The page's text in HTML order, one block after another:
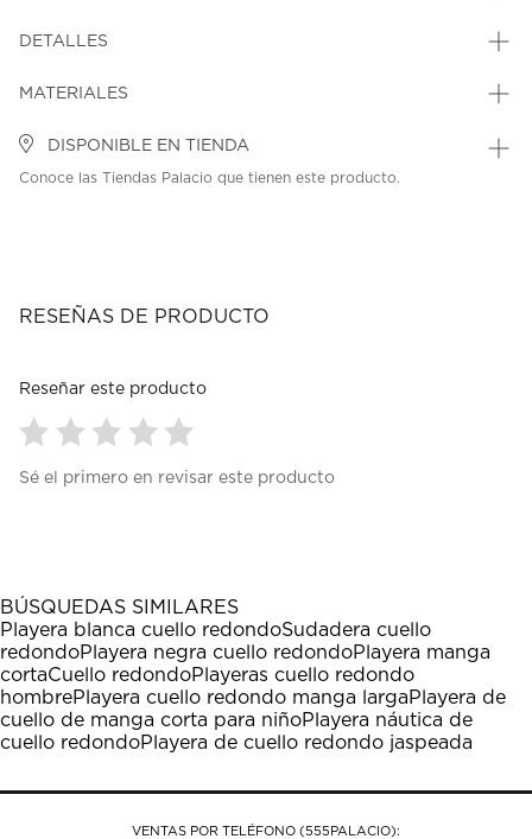
DETALLES
MATERIALES
DISPONIBLE EN TIENDA
Conoce las Tiendas Palacio que tienen este producto.
RESEÑAS DE PRODUCTO
Reseñar este producto
para
1
estrella
Esta
acción
abrirá
el
formulario
de
para
estrellas.
Esta
acción
abrirá
el
formulario
de
para
estrellas.
Esta
acción
abrirá
el
formulario
de
para
estrellas.
Esta
acción
abrirá
el
formulario
de
para
estrellas.
Esta
acción
abrirá
el
formulario
de
Sé el primero en revisar este producto
BÚSQUEDAS SIMILARES
Playera blanca cuello redondoSudadera cuello
redondoPlayera negra cuello redondoPlayera manga
cortaCuello redondoPlayeras cuello redondo
hombrePlayera cuello redondo manga largaPlayera de
cuello de manga corta para niñoPlayera náutica de
cuello redondoPlayera de cuello redondo jaspeada
VENTAS POR TELÉFONO (555PALACIO):